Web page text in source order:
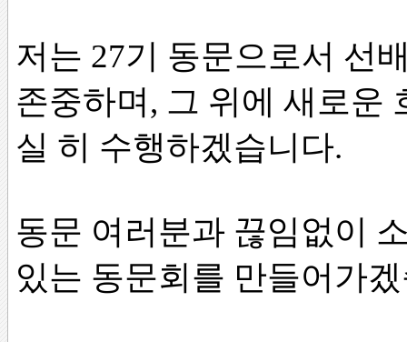
저는 27기 동문으로서 선
존중하며, 그 위에 새로운
실 히 수행하겠습니다.
동문 여러분과 끊임없이
있는 동문회를 만들어가